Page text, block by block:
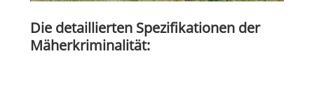
Die detaillierten Spezifikationen der
Mäherkriminalität: